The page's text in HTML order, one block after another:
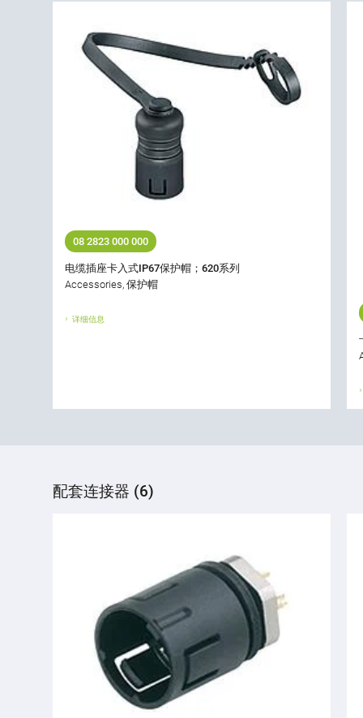
08 2823 000 000
电缆插座卡入式IP67保护帽；620系列
Accessories, 保护帽
详细信息
配套连接器 (6)